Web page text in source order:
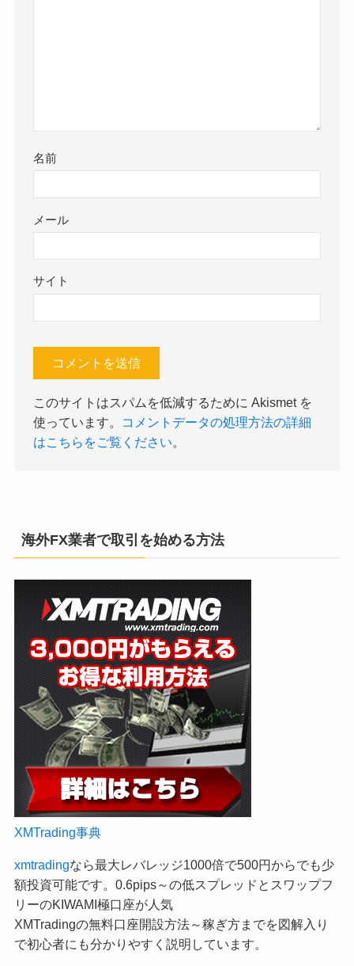
名前
メール
サイト
このサイトはスパムを低減するために Akismet を
使っています。
コメントデータの処理方法の詳細
はこちらをご覧ください
海外FX業者で取引を始める方法
XMTrading事典
xmtradingなら最大レバレッジ1000倍で500円からでも少
額投資可能です。0.6pips～の低スプレッドとスワップフ
リーのKIWAMI極口座が人気
XMTradingの無料口座開設方法～稼ぎ方までを図解入り
で初心者にも分かりやすく説明しています。